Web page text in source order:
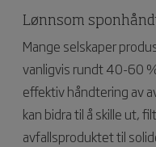
Lønnsom
Mange selskaper
vanligvis rundt 40-60
effektiv håndtering av
kan bidra til å skille ut,
avfallsproduktet til